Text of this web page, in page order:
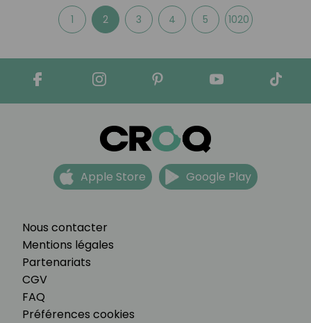
1 2 3 4 5 1020
Nous contacter
Mentions légales
Partenariats
CGV
FAQ
Préférences cookies
Apple Store Google Play